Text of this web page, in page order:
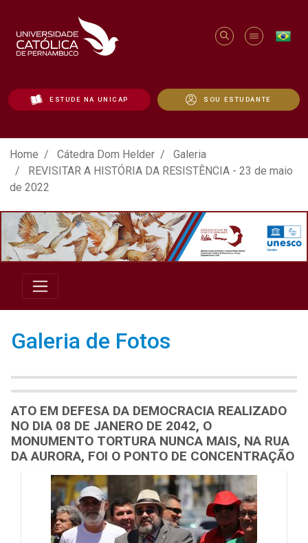
ESTUDE NA UNICAP SOU ESTUDANTE
ATO EM DEFESA DA DEMOCRACIA
Home Cátedra Dom Helder
Galeria
REVISITAR A HISTÓRIA DA RESISTÊNCIA - 23 de maio
de 2022
Galeria de Fotos
ATO EM DEFESA DA DEMOCRACIA REALIZADO
NO DIA 08 DE JANERO DE 2042, O
MONUMENTO TORTURA NUNCA MAIS, NA RUA
DA AURORA, FOI O PONTO DE CONCENTRAÇÃO
Galeria de Mídias